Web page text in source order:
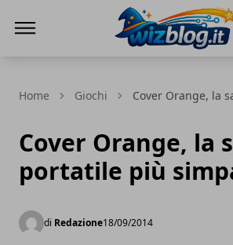
Home Giochi Cover Orange, la
Cover Orange, la
portatile più
di Redazione18/09/2014